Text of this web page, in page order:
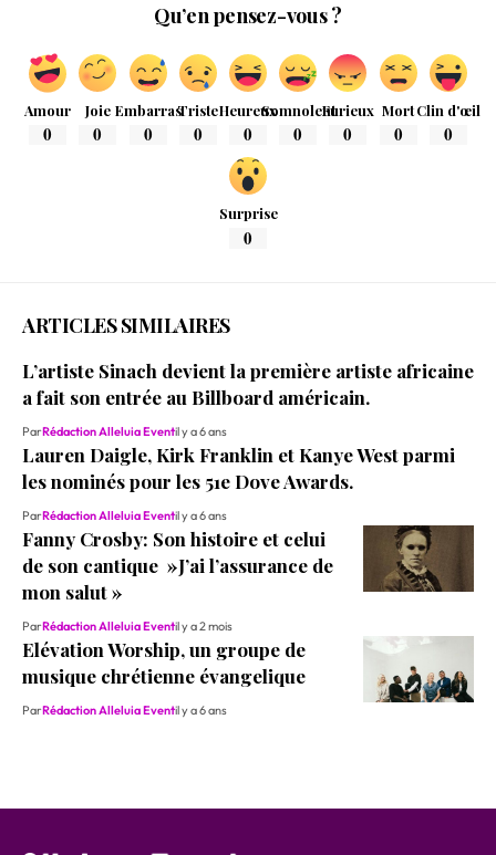
Qu’en pensez-vous ?
Amour
0
Joie
0
Embarras
0
Triste
0
Heureux
0
Somnolent
0
Furieux
0
Mort
0
Clin d'œil
0
Surprise
0
ARTICLES SIMILAIRES
L’artiste Sinach devient la première artiste africaine
a fait son entrée au Billboard américain.
ParRédaction Alleluia Eventil y a 6 ans
Lauren Daigle, Kirk Franklin et Kanye West parmi
les nominés pour les 51e Dove Awards.
ParRédaction Alleluia Eventil y a 6 ans
Fanny Crosby: Son histoire et celui
de son cantique »J’ai l’assurance de
mon salut »
ParRédaction Alleluia Eventil y a 2 mois
Elévation Worship, un groupe de
musique chrétienne évangelique
ParRédaction Alleluia Eventil y a 6 ans